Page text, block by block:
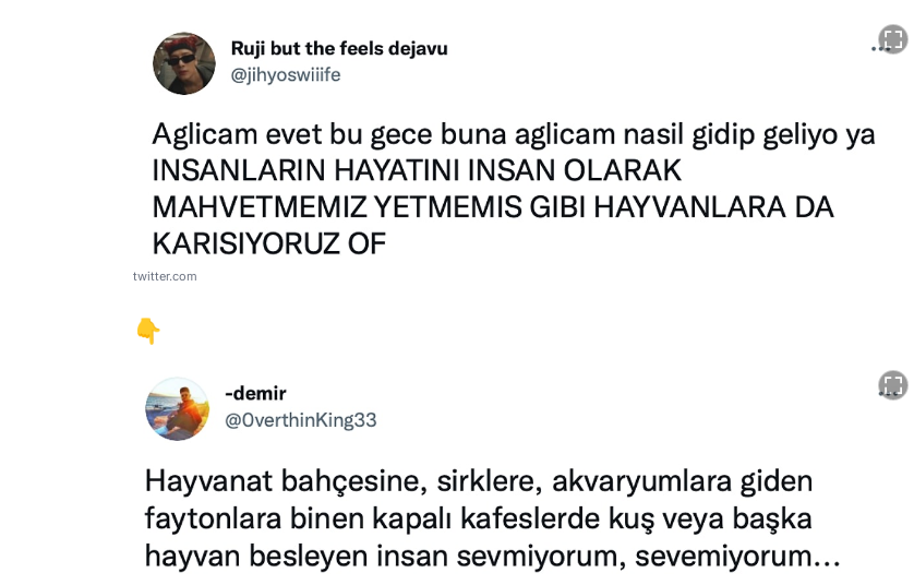
twitter.com
👇